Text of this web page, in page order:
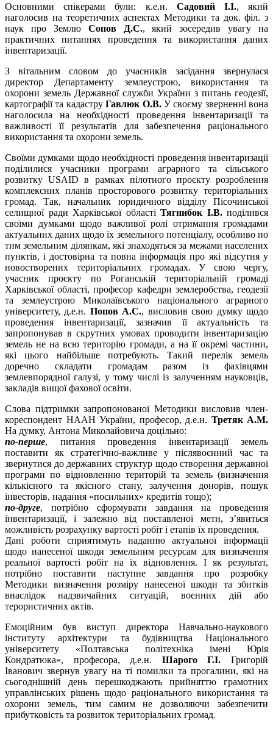
Основними спікерами були: к.е.н. Садовий І.І., який
наголосив на теоретичних аспектах Методики та док. філ. з
наук про Землю Сопов Д.С., який зосередив увагу на
практичних питаннях проведення та використання даних
інвентаризації.
З вітальним словом до учасників засідання звернулася
директор Департаменту землеустрою, використання та
охорони земель Державної служби України з питань геодезії,
картографії та кадаструГавлюк О.В.У своєму зверненні вона
наголосила на необхідності проведення інвентаризації та
важливості її результатів для забезпечення раціонального
використання та охорони земель.
Своїми думками щодо необхідності проведення інвентаризації
поділилися учасники програми аграрного та сільського
розвитку USAID в рамках пілотного проєкту розроблення
комплексних планів просторового розвитку територіальних
громад. Так, начальник юридичного відділу Пісочинської
селищної ради Харківської області Тягнибок І.В.поділився
своїми думками щодо важливої ролі отримання громадами
актуальних даних щодо їх земельного потенціалу, особливо по
тим земельним ділянкам, які знаходяться за межами населених
пунктів, і достовірна та повна інформація про які відсутня у
новостворених територіальних громадах. У свою чергу,
учасник проєкту по Роганській територіальній громаді
Харківської області, професор кафедри землеробства, геодезії
та землеустрою Миколаївського національного аграрного
університету, д.е.н. Попов А.С., висловив свою думку щодо
проведення інвентаризації, зазначив її актуальність та
запропонував в скрутних умовах проводити інвентаризацію
земель не на всю територію громади, а на її окремі частини,
які цього найбільше потребують. Такий перелік земель
доречно складати громадам разом із фахівцями
землевпорядної галузі, у тому числі із залученням науковців,
закладів вищої фахової освіти.
Слова підтримки запропонованої Методики висловив член-
кореспондент НААН України, професор, д.е.н. Третяк А.М.
На думку, Антона Миколайовича доцільно:
по-перше, питання проведення інвентаризації земель
поставити як стратегічно-важливе у післявоєнний час та
звернутися до державних структур щодо створення державної
програми по відновленню територій та земель (визначення
кількісного та якісного стану, залучення донорів, пошук
інвесторів, надання «посильних» кредитів тощо);
по-друге, потрібно сформувати завдання на проведення
інвентаризації, і залежно від поставленої мети, з’явиться
можливість розрахунку вартості робіт і етапів їх проведення.
Дані роботи сприятимуть наданню актуальної інформації
щодо нанесеної шкоди земельним ресурсам для визначення
реальної вартості робіт на їх відновлення. І як результат,
потрібно поставити наступне завдання про розробку
Методики визначення розміру нанесеної шкоди та збитків
внаслідок надзвичайних ситуацій, воєнних дій або
терористичних актів.
Емоційним був виступ директора Навчально-наукового
інституту архітектури та будівництва Національного
університету «Полтавська політехніка імені Юрія
Кондратюка», професора, д.е.н. Шарого Г.І. Григорій
Іванович звернув увагу на ті помилки та прогалини, які на
сьогоднішній день перешкоджають прийняттю грамотних
управлінських рішень щодо раціонального використання та
охорони земель, тим самим не дозволяючи забезпечити
прибутковість та розвиток територіальних громад.